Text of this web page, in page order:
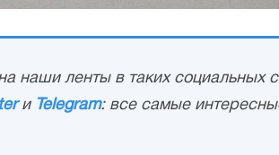
наши ленты в таких социальных
и Telegram: все самые